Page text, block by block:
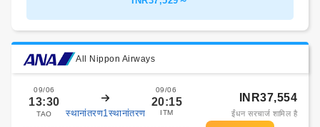
All Nippon Airways
09/06
13:30
TAO स्थानांतरण1स्थानांतरण
09/06
20:15
ITM
INR37,554
ईंधन सरचार्ज शामिल है